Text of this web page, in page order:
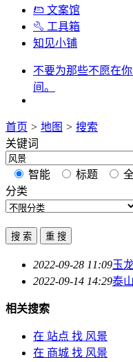
文案馆
工具箱
知见小铺
不要为那些不愿在
间。
首页 > 地图 > 搜索
关键词
智能 标题
分类
2022-09-28 11:09玉
2022-09-14 14:29泰山
相关搜索
在 站点 找 风景
在 商城 找 风景